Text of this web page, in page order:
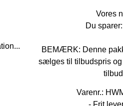
Vores
Du
BEMÆRK: Denne
sælges til tilbudspris
Varenr.:
- Frit